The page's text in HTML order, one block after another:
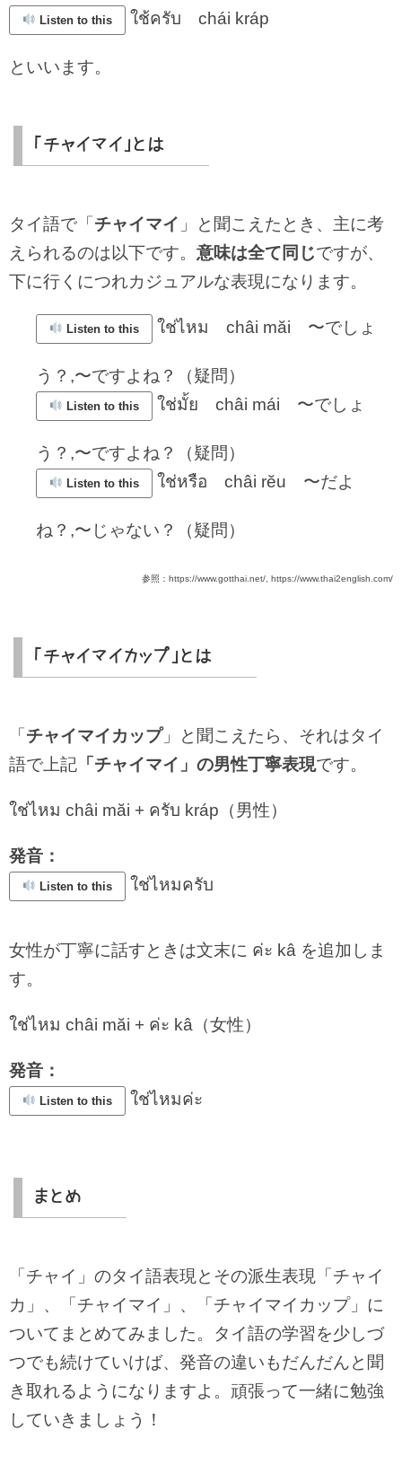
Listen to this ใช้ครับ chái kráp
といいます。
「チャイマイ」とは
タイ語で「 チャイマイ 」と聞こえたとき、主に考
えられるのは以下です。 意味は全て同じですが、
下に行くにつれカジュアルな表現になります。
Listen to this ใช่ไหม châi măi 〜でしょ
う？,〜ですよね？（疑問）
Listen to this ใช่มั้ย châi mái 〜でしょ
う？,〜ですよね？（疑問）
Listen to this ใช่หรือ châi rĕu 〜だよ
ね？,〜じゃない？（疑問）
参照：https://www.gotthai.net/, https://www.thai2english.com/
「チャイマイカップ」とは
「 チャイマイカップ」と聞こえたら、それはタイ
語で上記 「チャイマイ」の男性丁寧表現です。
ใช่ไหม châi măi + ครับ kráp（男性）
発音：
Listen to this ใช่ไหมครับ
女性が丁寧に話すときは文末に ค่ะ kâ を追加しま
す。
ใช่ไหม châi măi + ค่ะ kâ（女性）
発音：
Listen to this ใช่ไหมค่ะ
まとめ
「チャイ」のタイ語表現とその派生表現「チャイ
カ」、「チャイマイ」、「チャイマイカップ」に
ついてまとめてみました。タイ語の学習を少しづ
つでも続けていけば、発音の違いもだんだんと聞
き取れるようになりますよ。頑張って一緒に勉強
していきましょう！